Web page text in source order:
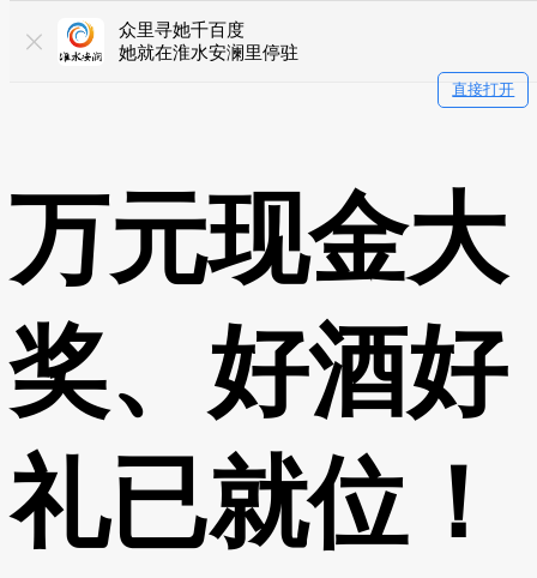
众里寻她千百度
她就在淮水安澜里停驻
直接打开
万元现金大
奖、好酒好
礼已就位！